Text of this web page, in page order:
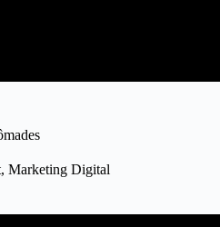
, Marketing Digital